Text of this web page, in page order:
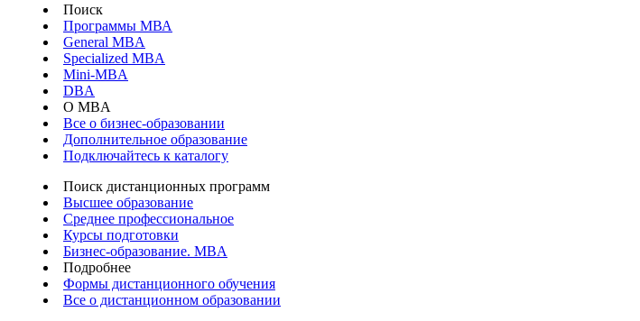
Поиск
Программы МВА
General MBA
Specialized MBA
Mini-MBA
DBA
О MBA
Все о бизнес-образовании
Дополнительное образование
Подключайтесь к каталогу
Поиск дистанционных программ
Высшее образование
Среднее профессиональное
Курсы подготовки
Бизнес-образование. MBA
Подробнее
Формы дистанционного обучения
Все о дистанционном образовании